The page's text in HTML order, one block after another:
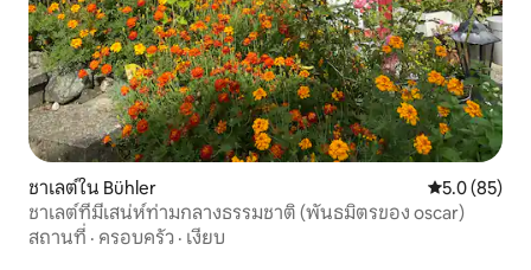
ชาเลต์ใน Bühler คะแนนเฉลี่ย
5.0 (85)
ชาเลต์ที่มีเสน่ห์ท่ามกลางธรรมชาติ (พันธมิตรของ oscar)
สถานที่ · ครอบครัว · เงียบ